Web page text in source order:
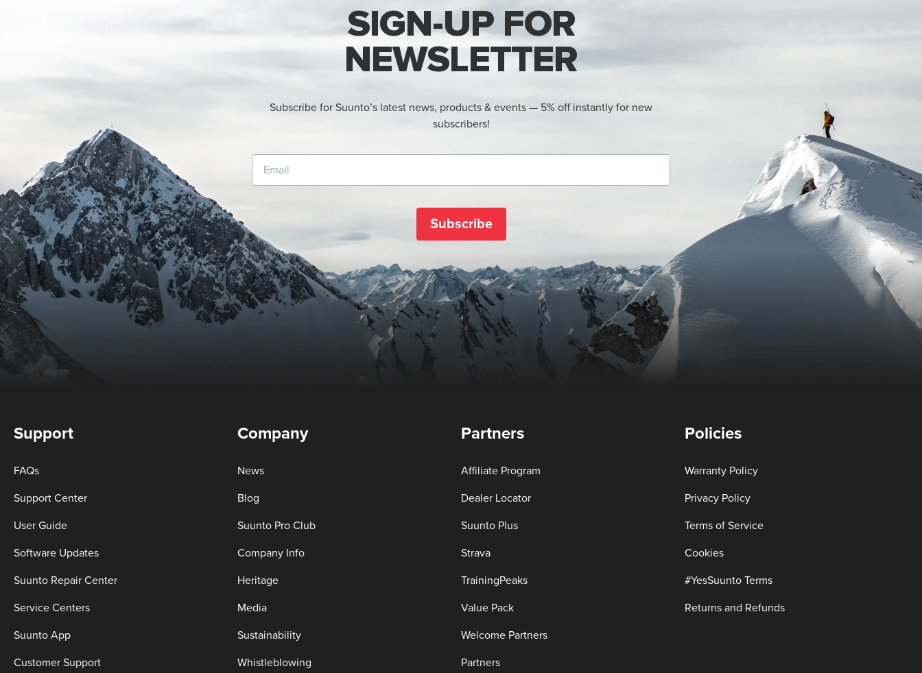
SIGN-UP FOR
NEWSLETTER
Subscribe for Suunto’s latest news, products & events — 5% off instantly for new
subscribers!
Subscribe
Support
FAQs
Support Center
User Guide
Software Updates
Suunto Repair Center
Service Centers
Suunto App
Customer Support
Company
News
Blog
Suunto Pro Club
Company Info
Heritage
Media
Sustainability
Whistleblowing
Partners
Affiliate Program
Dealer Locator
Suunto Plus
Strava
TrainingPeaks
Value Pack
Welcome Partners
Partners
Policies
Warranty Policy
Privacy Policy
Terms of Service
Cookies
#YesSuunto Terms
Returns and Refunds